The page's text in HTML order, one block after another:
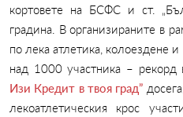
кортовете на БСФС и ст.
градина. В организираните в
по лека атлетика, колоездене
над 1000 участника – рекорд
Изи Кредит в твоя град”
лекоатлетическия крос